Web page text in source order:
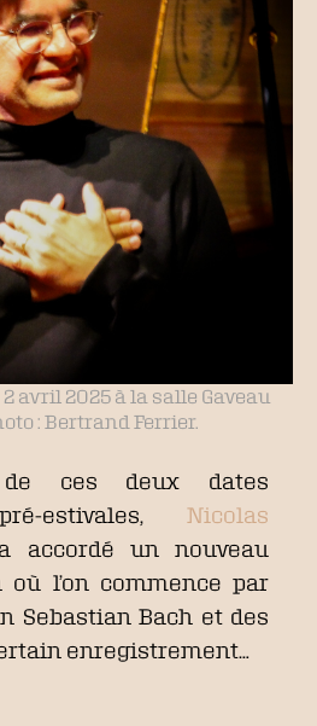
avril 2025 à la salle Gaveau
: Bertrand Ferrier.
de ces deux dates
estivales, Nicolas
accordé un nouveau
l’on commence par
Sebastian Bach et des
enregistrement…